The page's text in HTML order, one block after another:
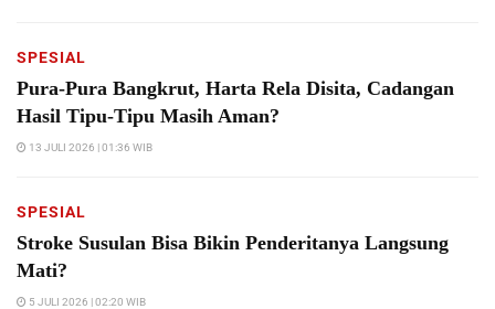
SPESIAL
Pura-Pura Bangkrut, Harta Rela Disita, Cadangan
Hasil Tipu-Tipu Masih Aman?
13 JULI 2026 | 01:36 WIB
SPESIAL
Stroke Susulan Bisa Bikin Penderitanya Langsung
Mati?
5 JULI 2026 | 02:20 WIB